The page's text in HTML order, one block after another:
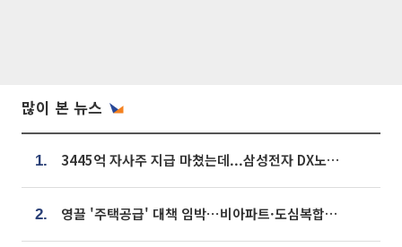
많이 본 뉴스
1. 3445억 자사주 지급 마쳤는데...삼성전자 DX노조, 뒤늦은 '떼쓰기 집회'
2. 영끌 '주택공급' 대책 임박⋯비아파트·도심복합까지 총동원